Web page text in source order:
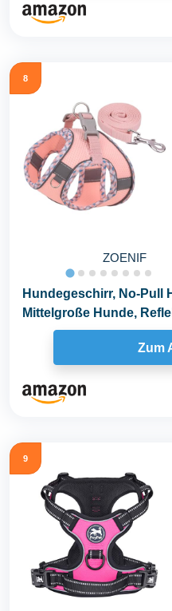
8
ZOENIF
Hundegeschirr, No-Pull
Mittelgroße Hunde,
Small...
Zum
9